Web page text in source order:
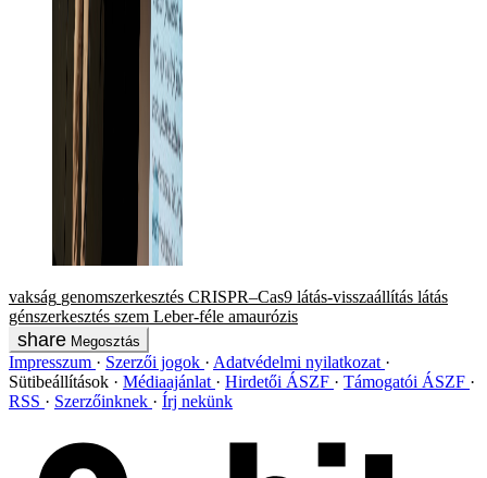
vakság genomszerkesztés CRISPR–Cas9 látás-visszaállítás látás
génszerkesztés szem Leber-féle amaurózis
Megosztás
Impresszum Szerzői jogok
Adatvédelmi nyilatkozat
Sütibeállítások
Médiaajánlat Hirdetői ÁSZF
Támogatói ÁSZF
RSS
Szerzőinknek Írj nekünk